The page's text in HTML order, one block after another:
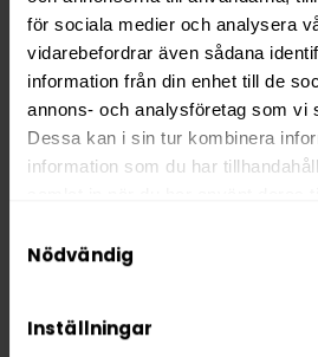
för sociala medier och analysera
vidarebefordrar även sådana
information från din enhet till de
annons- och analysföretag som vi
Dessa kan i sin tur kombinera
information som du har
We work with
Nödvändig
Inställningar
Format
Slim
Styrka
Normal
Nikotin per gram
8,0
Nikotin per portion
5,0 mg
Nikotin per dosa
110 mg
Portioner per dosa
Varumärke